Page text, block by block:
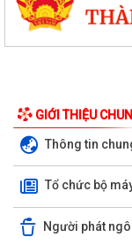
GIỚI THIỆU
Thông tin
Tổ chức bộ
Người phát
XÃ VĨNH AM VÀ XÃ
TÁC PHÁT TRIỂN TOÀN